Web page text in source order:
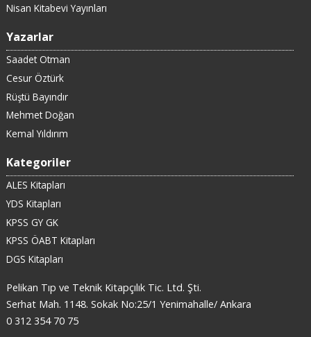
Nisan Kitabevi Yayınları
Yazarlar
Saadet Otman
Cesur Öztürk
Rüştü Bayındır
Mehmet Doğan
Kemal Yıldırım
Kategoriler
ALES Kitapları
YDS Kitapları
KPSS GY GK
KPSS ÖABT Kitapları
DGS Kitapları
Pelikan Tıp ve Teknik Kitapçılık Tic. Ltd. Şti.
Serhat Mah. 1148. Sokak No:25/1 Yenimahalle/ Ankara
0 312 354 70 75